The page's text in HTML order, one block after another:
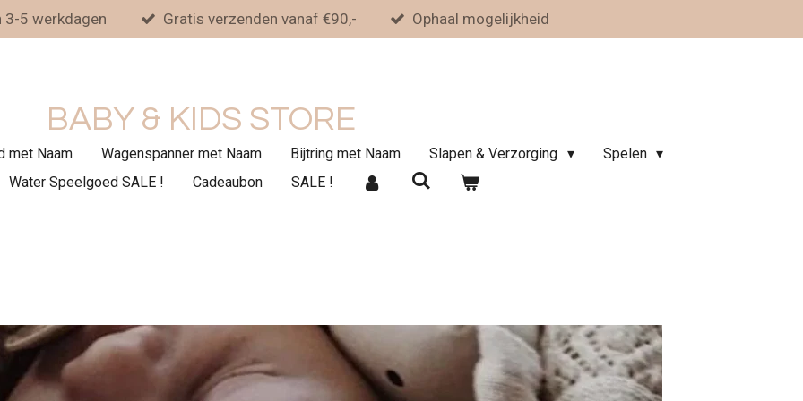
3-5 werkdagen Gratis verzenden vanaf €90,- Ophaal mogelijkheid
BABY & KIDS STORE
met Naam Wagenspanner met Naam Bijtring met Naam Slapen & Verzorging
Spelen
Water Speelgoed SALE ! Cadeaubon SALE !